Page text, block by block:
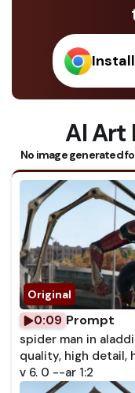
AI Art
No image generated
0:09 Prompt
spider man in
quality, high
v 6. 0 --ar 1:2